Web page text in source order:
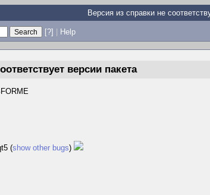
Версия из справки не
[?] | Help
версии пакета
(show other bugs)